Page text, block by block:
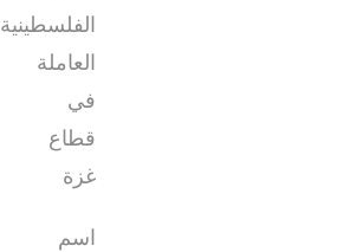
الفلسطينية
العاملة
في
قطاع
غزة
اسم